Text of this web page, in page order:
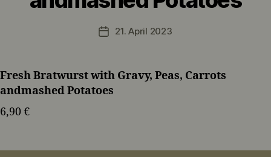
Veröffentlichungsdatum
21. April 2023
Fresh Bratwurst with Gravy, Peas, Carrots
andmashed Potatoes
6,90 €